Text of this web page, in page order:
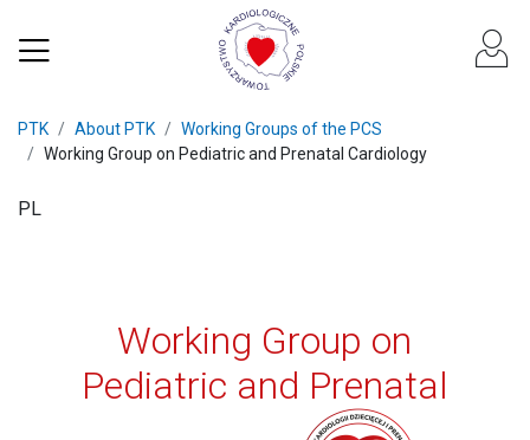
PTK About PTK
Working Groups of the PCS
Working Group on Pediatric and Prenatal Cardiology
PL
Working Group on
Pediatric and Prenatal